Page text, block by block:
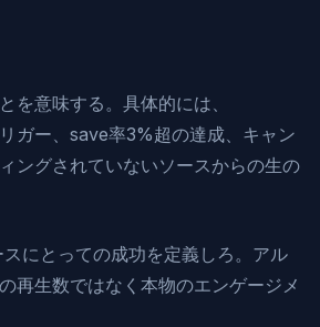
を意味する。具体的には、
ガー、save率3%超の達成、キャン
ングされていないソースからの生の
にとっての成功を定義しろ。アル
再生数ではなく本物のエンゲージメ